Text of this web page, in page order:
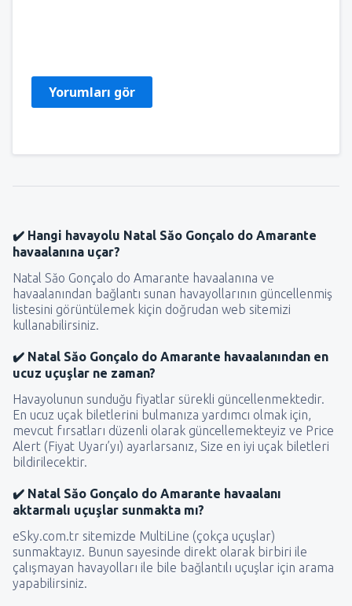
Yorumları gör
✔️ Hangi havayolu Natal Săo Gonçalo do Amarante
havaalanına uçar?
Natal Săo Gonçalo do Amarante havaalanına ve
havaalanından bağlantı sunan havayollarının güncellenmiş
listesini görüntülemek kiçin doğrudan web sitemizi
kullanabilirsiniz.
✔️ Natal Săo Gonçalo do Amarante havaalanından en
ucuz uçuşlar ne zaman?
Havayolunun sunduğu fiyatlar sürekli güncellenmektedir.
En ucuz uçak biletlerini bulmanıza yardımcı olmak için,
mevcut fırsatları düzenli olarak güncellemekteyiz ve Price
Alert (Fiyat Uyarı’yı) ayarlarsanız, Size en iyi uçak biletleri
bildirilecektir.
✔️ Natal Săo Gonçalo do Amarante havaalanı
aktarmalı uçuşlar sunmakta mı?
eSky.com.tr sitemizde MultiLine (çokça uçuşlar)
sunmaktayız. Bunun sayesinde direkt olarak birbiri ile
çalışmayan havayolları ile bile bağlantılı uçuşlar için arama
yapabilirsiniz.